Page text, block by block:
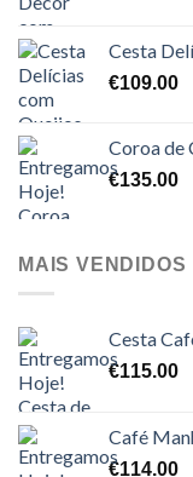
Cesta
€109.00
Coroa de
€135.00
MAIS VENDIDOS
Cesta
€115.00
Café
€114.00